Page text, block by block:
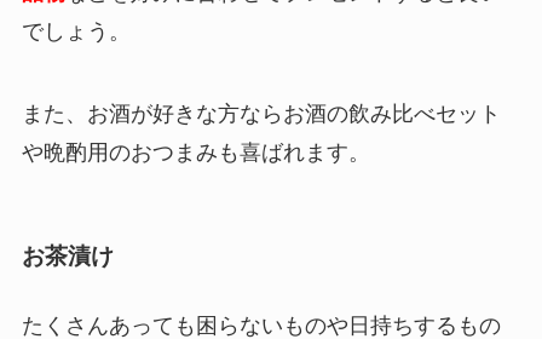
でしょう。
また、お酒が好きな方ならお酒の飲み比べセット
や晩酌用のおつまみも喜ばれます。
お茶漬け
たくさんあっても困らないものや日持ちするもの